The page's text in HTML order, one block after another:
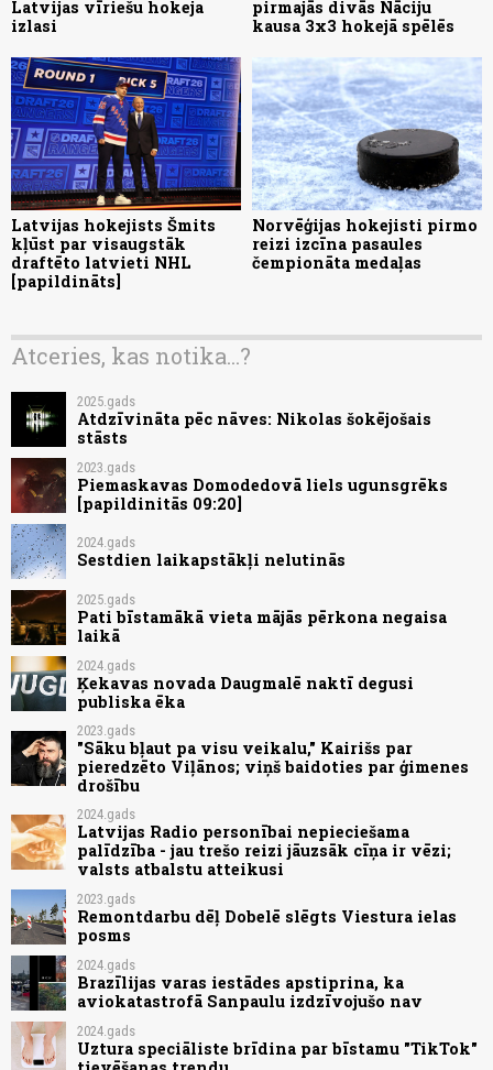
Latvijas vīriešu hokeja
izlasi
pirmajās divās Nāciju
kausa 3x3 hokejā spēlēs
Latvijas hokejists Šmits
kļūst par visaugstāk
draftēto latvieti NHL
[papildināts]
Norvēģijas hokejisti pirmo
reizi izcīna pasaules
čempionāta medaļas
Atceries, kas notika...?
2025.gads
Atdzīvināta pēc nāves: Nikolas šokējošais
stāsts
2023.gads
Piemaskavas Domodedovā liels ugunsgrēks
[papildinitās 09:20]
2024.gads
Sestdien laikapstākļi nelutinās
2025.gads
Pati bīstamākā vieta mājās pērkona negaisa
laikā
2024.gads
Ķekavas novada Daugmalē naktī degusi
publiska ēka
2023.gads
"Sāku bļaut pa visu veikalu," Kairišs par
pieredzēto Viļānos; viņš baidoties par ģimenes
drošību
2024.gads
Latvijas Radio personībai nepieciešama
palīdzība - jau trešo reizi jāuzsāk cīņa ir vēzi;
valsts atbalstu atteikusi
2023.gads
Remontdarbu dēļ Dobelē slēgts Viestura ielas
posms
2024.gads
Brazīlijas varas iestādes apstiprina, ka
aviokatastrofā Sanpaulu izdzīvojušo nav
2024.gads
Uztura speciāliste brīdina par bīstamu "TikTok"